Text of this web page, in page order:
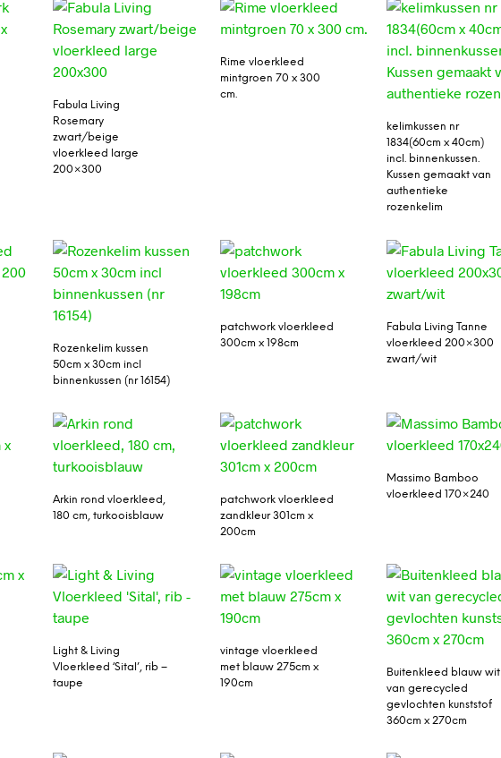
Fabula Living
Rosemary
zwart/beige
vloerkleed large
200×300
Rime vloerkleed
mintgroen 70 x 300
cm.
kelimkussen nr
1834(60cm x 40cm)
incl. binnenkussen.
Kussen gemaakt van
authentieke
rozenkelim
Rozenkelim kussen
50cm x 30cm incl
binnenkussen (nr 16154)
patchwork vloerkleed
300cm x 198cm
Fabula Living Tanne
vloerkleed 200×300
zwart/wit
Arkin rond vloerkleed,
180 cm, turkooisblauw
patchwork vloerkleed
zandkleur 301cm x
200cm
Massimo Bamboo
vloerkleed 170×240
Light & Living
Vloerkleed ‘Sital’, rib –
taupe
vintage vloerkleed
met blauw 275cm x
190cm
Buitenkleed blauw wit
van gerecycled
gevlochten kunststof
360cm x 270cm